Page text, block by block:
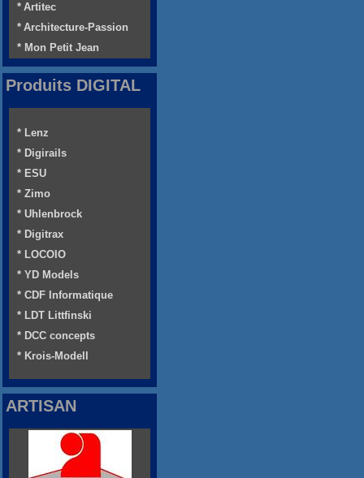
* Artitec
* Architecture-Passion
* Mon Petit Jean
Produits DIGITAL
* Lenz
* Digirails
* ESU
* Zimo
* Uhlenbrock
* Digitrax
* LOCOIO
* YD Models
* CDF Informatique
* LDT Littfinski
* DCC concepts
* Krois-Modell
ARTISAN